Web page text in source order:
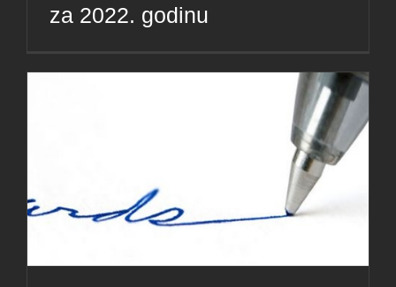
za 2022. godinu